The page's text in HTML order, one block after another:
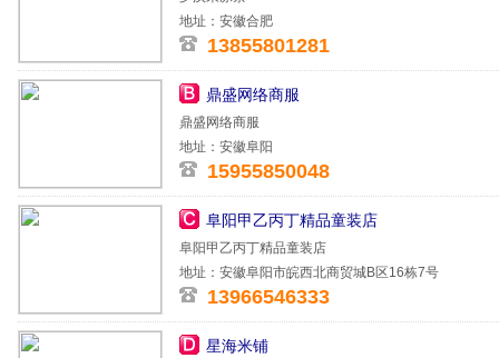
地址：安徽合肥
13855801281
鼎盛网络商服
鼎盛网络商服
地址：安徽阜阳
15955850048
阜阳甲乙丙丁精品童装店
阜阳甲乙丙丁精品童装店
地址：安徽阜阳市皖西北商贸城B区16栋7号
13966546333
星海米铺